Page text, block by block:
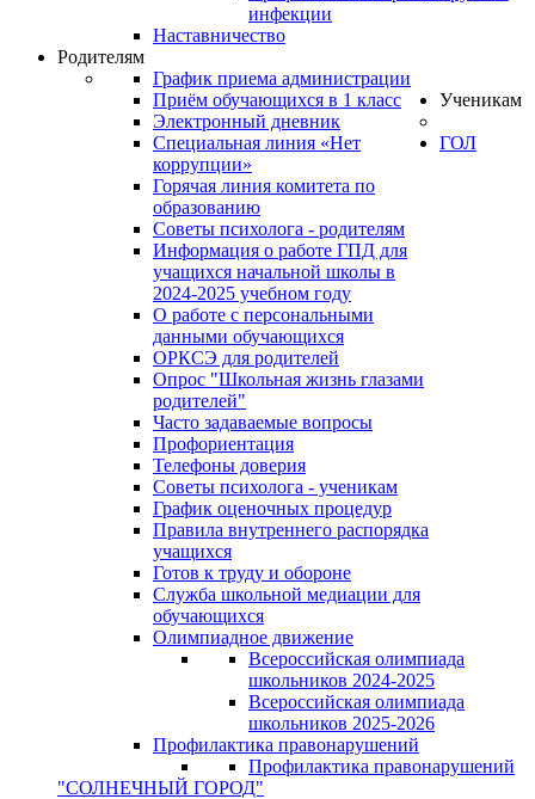
инфекции
Наставничество
Родителям
График приема администрации
Приём обучающихся в 1 класс
Электронный дневник
Специальная линия «Нет
коррупции»
Горячая линия комитета по
образованию
Советы психолога - родителям
Информация о работе ГПД для
учащихся начальной школы в
2024-2025 учебном году
О работе с персональными
данными обучающихся
ОРКСЭ для родителей
Опрос "Школьная жизнь глазами
родителей"
Часто задаваемые вопросы
Ученикам
Профориентация
Телефоны доверия
Советы психолога - ученикам
График оценочных процедур
Правила внутреннего распорядка
учащихся
Готов к труду и обороне
Служба школьной медиации для
обучающихся
Олимпиадное движение
Всероссийская олимпиада
школьников 2024-2025
Всероссийская олимпиада
школьников 2025-2026
Профилактика правонарушений
Профилактика правонарушений
ГОЛ
"СОЛНЕЧНЫЙ ГОРОД"